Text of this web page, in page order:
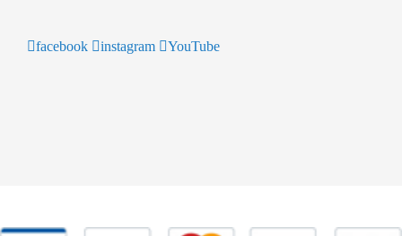
facebook instagram YouTube